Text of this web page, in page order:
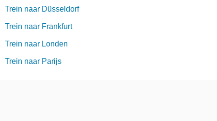
Trein naar Düsseldorf
Trein naar Frankfurt
Trein naar Londen
Trein naar Parijs